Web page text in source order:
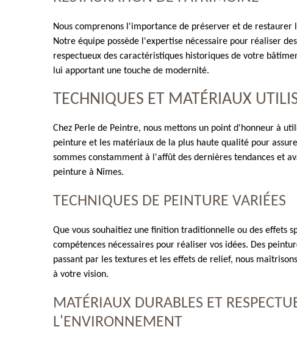
Nous comprenons l'importance de préserver et de
Notre équipe possède l'expertise nécessaire pour réaliser
respectueux des caractéristiques historiques de votre
lui apportant une touche de modernité.
TECHNIQUES ET MATÉRIAUX
Chez Perle de Peintre, nous mettons un point d'honneur à
peinture et les matériaux de la plus haute qualité pour
sommes constamment à l'affût des dernières tendances et
peinture à Nîmes.
TECHNIQUES DE PEINTURE VARIÉES
Que vous souhaitiez une finition traditionnelle ou des effets
compétences nécessaires pour réaliser vos idées. Des
passant par les textures et les effets de relief, nous
à votre vision.
MATÉRIAUX DURABLES ET
L'ENVIRONNEMENT